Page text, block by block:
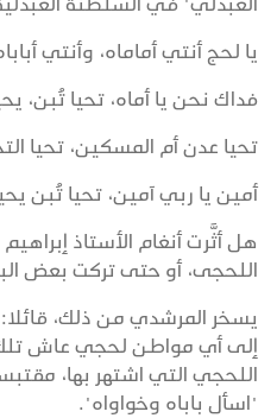
يا لحج أنتي أماماه، وأنتي
فداك نحن يا أماه، تحيا تُبن،
تحيا عدن أم المسكين، تحيا
أمين يا ربي آمين، تحيا تُبن
هل أثَّرت أنغام الأستاذ
اللحجى، أو حتى تركت بعض
يسخر المرشدي من ذلك،
إلى أي مواطن لحجي عاش تلك
اللحجي التي اشتهر بها،
"اسأل باباه وخواواه".